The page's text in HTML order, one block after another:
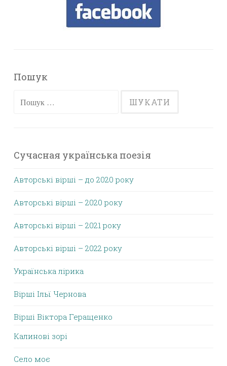
Пошук
Пошук:
Сучасная українська поезія
Авторські вірші – до 2020 року
Авторські вірші – 2020 року
Авторські вірші – 2021 року
Авторські вірші – 2022 року
Українська лірика
Вірші Ільї Чернова
Вірші Віктора Геращенко
Калинові зорі
Село моє